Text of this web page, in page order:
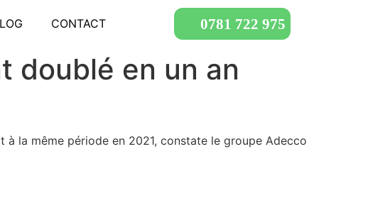
CONTACT 0781 722 975
doublé en un an
la même période en 2021, constate le groupe Adecco